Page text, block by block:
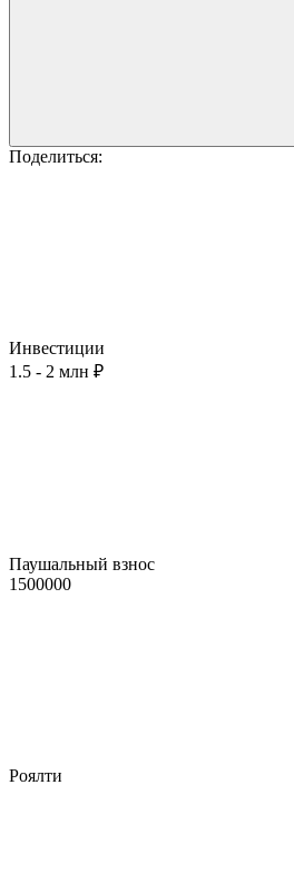
Поделиться:
Инвестиции
1.5 - 2 млн ₽
Паушальный взнос
1500000
Роялти